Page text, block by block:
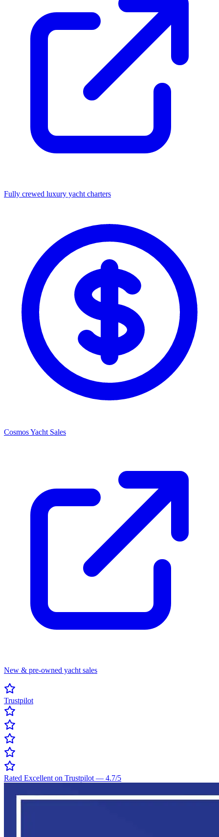
Fully crewed luxury yacht charters
Cosmos Yacht Sales
New & pre-owned yacht sales
Trustpilot
Rated Excellent on Trustpilot— 4.7/5